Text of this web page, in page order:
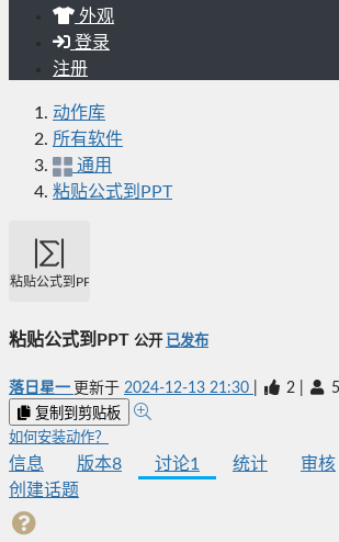
外观
登录
注册
动作库
所有软件
通用
粘贴公式到PPT
粘贴公式到PPT
粘贴公式到PPT 公开 已发布
落日星一 更新于 2024-12-13 21:30 2
复制到剪贴板
如何安装动作？
信息 版本8 讨论1 统计
审核
创建话题